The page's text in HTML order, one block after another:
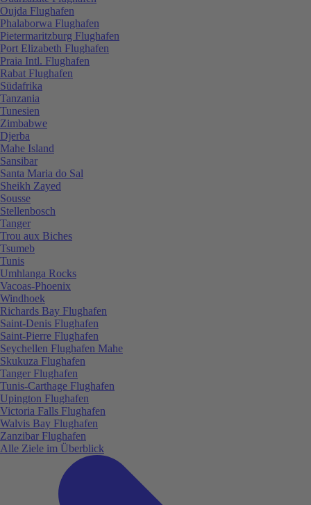
Oujda Flughafen
Phalaborwa Flughafen
Pietermaritzburg Flughafen
Port Elizabeth Flughafen
Praia Intl. Flughafen
Rabat Flughafen
Südafrika
Tanzania
Tunesien
Zimbabwe
Djerba
Mahe Island
Sansibar
Santa Maria do Sal
Sheikh Zayed
Sousse
Stellenbosch
Tanger
Trou aux Biches
Tsumeb
Tunis
Umhlanga Rocks
Vacoas-Phoenix
Windhoek
Richards Bay Flughafen
Saint-Denis Flughafen
Saint-Pierre Flughafen
Seychellen Flughafen Mahe
Skukuza Flughafen
Tanger Flughafen
Tunis-Carthage Flughafen
Upington Flughafen
Victoria Falls Flughafen
Walvis Bay Flughafen
Zanzibar Flughafen
Alle Ziele im Überblick